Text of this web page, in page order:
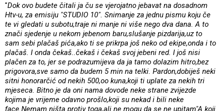
"Dok ovo budete čitali ja ču se vjerojatno jebavat na dosadnom
Htv-u, za emisiju "STUDIO 10". Snimanje za jednu pismu koju če
te vi gledati u subotu,traje ni manje ni više nego dva dana. A to
znači sjedenje u nekom jebenom baru,slušanje pizdarija,uz to
sam sebi plačaš pića,ako ti se prikrpa još neko od ekipe,onda i to
plačaš. I onda čekaš..čekaš i čekaš svoj jebeni red. I još nisi
plačen za to, jer se podrazumijeva da ja tamo dolazim hitro,bez
prigovora,sve samo da budem 5 min na telki. Pardon,dobiješ neki
sitni honorarčić od nekih 500,oo kuna,koji ti uplate za nekih tri
mjeseca. Bitno je da oni nama dovode neke strane zvijezde
kojima je vrijeme odavno prošlo,koji su nekad i bili neke
face.Nemam ništa protiv toga,ali ne mogu da se ne upitam"A koji